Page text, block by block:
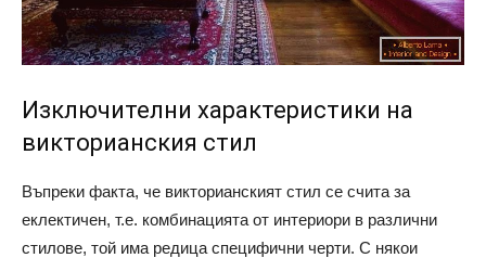
Изключителни характеристики на
викторианския стил
Въпреки факта, че викторианският стил се счита за
еклектичен, т.е. комбинацията от интериори в различни
стилове, той има редица специфични черти. С някои